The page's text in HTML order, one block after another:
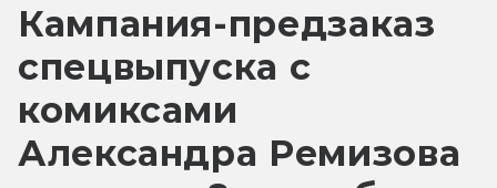
Кампания-предзаказ
спецвыпуска с
комиксами
Александра Ремизова